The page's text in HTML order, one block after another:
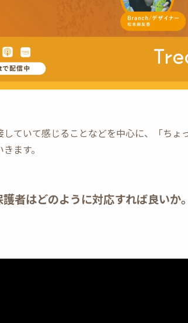
ていて感じることなどを中心に、「ちょ
ます。
者はどのように対応すれば良いか